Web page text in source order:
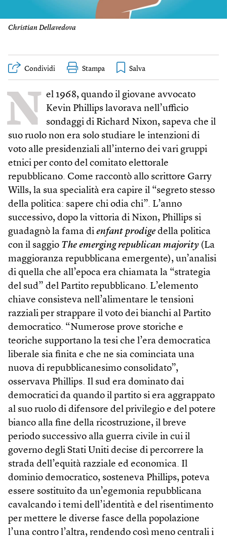
Christian Dellavedova
Condividi Stampa
N el 1968, quando il giovane avvocato
Kevin Phillips lavorava nell’ufficio
sondaggi di Richard Nixon, sapeva che il
suo ruolo non era solo studiare le intenzioni di
voto alle presidenziali all’interno dei vari gruppi
etnici per conto del comitato elettorale
repubblicano. Come raccontò allo scrittore Garry
Wills, la sua specialità era capire il “segreto stesso
della politica: sapere chi odia chi”. L’anno
successivo, dopo la vittoria di Nixon, Phillips si
guadagnò la fama di enfant prodige della politica
con il saggio The emerging republican majority (La
maggioranza repubblicana emergente), un’analisi
di quella che all’epoca era chiamata la “strategia
del sud” del Partito repubblicano. L’elemento
chiave consisteva nell’alimentare le tensioni
razziali per strappare il voto dei bianchi al Partito
democratico. “Numerose prove storiche e
teoriche supportano la tesi che l’era democratica
liberale sia finita e che ne sia cominciata una
nuova di repubblicanesimo consolidato”,
osservava Phillips. Il sud era dominato dai
democratici da quando il partito si era aggrappato
al suo ruolo di difensore del privilegio e del potere
bianco alla fine della ricostruzione, il breve
periodo successivo alla guerra civile in cui il
governo degli Stati Uniti decise di percorrere la
strada dell’equità razziale ed economica. Il
dominio democratico, sosteneva Phillips, poteva
essere sostituito da un’egemonia repubblicana
cavalcando i temi dell’identità e del risentimento
per mettere le diverse fasce della popolazione
l’una contro l’altra, rendendo così meno centrali i